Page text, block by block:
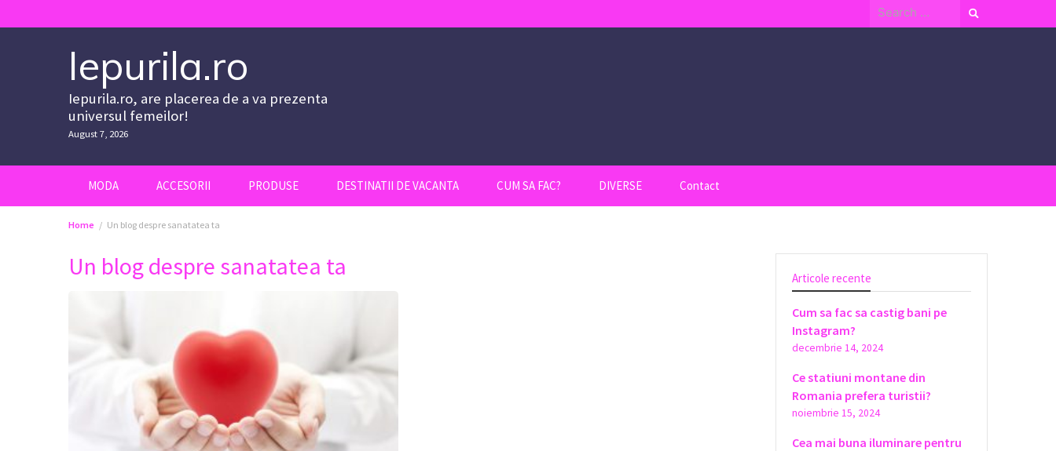
to
Search
for:
Iepurila.ro
Iepurila.ro, are placerea de a va prezenta
universul femeilor!
August 7, 2026
MODA ACCESORII PRODUSE DESTINATII DE VACANTA CUM SA FAC? DIVERSE Contact
Home Un blog despre sanatatea ta
Un blog despre sanatatea ta Articole recente
Cum sa fac sa castig bani pe
Instagram?
decembrie 14, 2024
Ce statiuni montane din
Romania prefera turistii?
noiembrie 15, 2024
Cea mai buna iluminare pentru